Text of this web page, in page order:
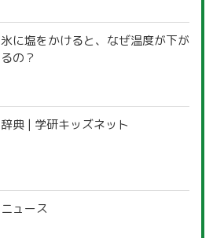
氷に塩をかけると、なぜ温度が下が
るの？
辞典 | 学研キッズネット
ニュース